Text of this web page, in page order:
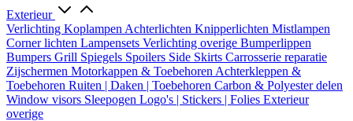
Exterieur
Verlichting Koplampen Achterlichten Knipperlichten Mistlampen
Corner lichten Lampensets Verlichting overige Bumperlippen
Bumpers Grill Spiegels Spoilers Side Skirts Carrosserie reparatie
Zijschermen Motorkappen & Toebehoren Achterkleppen &
Toebehoren Ruiten | Daken | Toebehoren Carbon & Polyester delen
Window visors Sleepogen Logo's | Stickers | Folies Exterieur
overige